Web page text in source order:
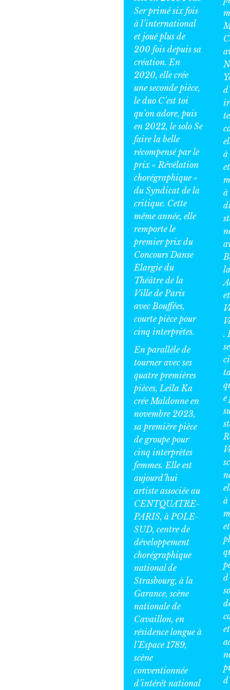
Serprimé six fois
à l’international
et joué plus de
200 fois depuis sa
création. En
2020, elle crée
une seconde pièce,
le duo C’est toi
qu’on adore, puis
en 2022, le solo Se
faire la belle
récompensé par le
prix « Révélation
chorégraphique »
du Syndicat de la
critique. Cette
même année, elle
remporte le
premier prix du
Concours Danse
Elargie du
Théâtre de la
Ville de Paris
avec Bouffées,
courte pièce pour
cinq interprètes.
En parallèle de
tourner avec ses
quatre premières
pièces, Leïla Ka
crée Maldonne en
novembre 2023,
sa première pièce
de groupe pour
cinq interprètes
femmes. Elle est
aujourd’hui
artiste associée au
CENTQUATRE-
PARIS, à POLE-
SUD, centre de
développement
chorégraphique
national de
Strasbourg, à la
Garance, scène
nationale de
Cavaillon, en
résidence longue à
l’Espace 1789,
scène
conventionnée
d’intérêt national
ir
à
à
.
e
à